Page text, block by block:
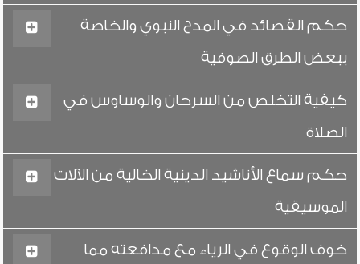
حكم القصائد في المدح النبوي والخاصة
ببعض الطرق الصوفية
كيفية التخلص من السرحان والوساوس في
الصلاة
حكم سماع الأناشيد الدينية الخالية من الآلات
الموسيقية
خوف الوقوع في الرياء مع مدافعته مما